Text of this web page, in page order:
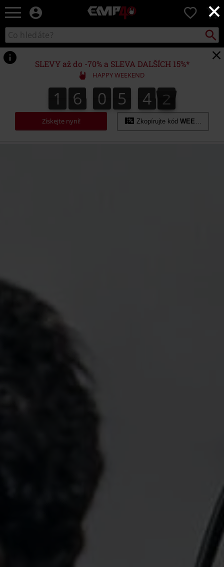
×
EMP
Hudba,
filmy
&
seriály,
Merch
pro
hráče,
Alternativní
móda
0
Katalog
vyhledávání
SLEVY až do -70% a SLEVA DALŠÍCH 15%*
HAPPY WEEKEND
1
1 6
6 0
0 5
5 4
4 1
2
1
Získejte nyní! Zkopírujte kód WEEKEND